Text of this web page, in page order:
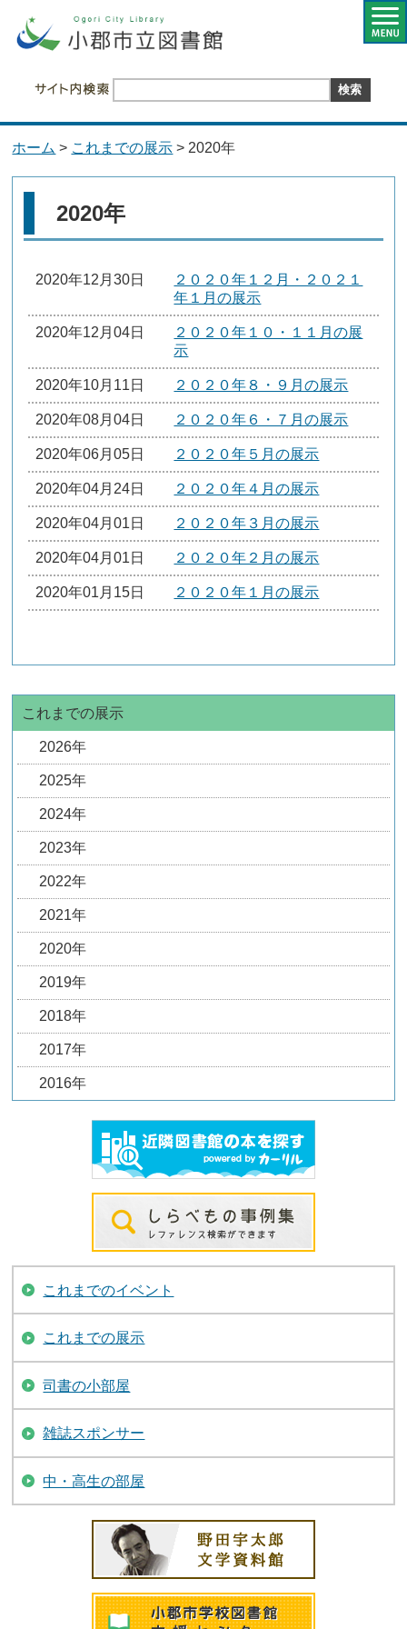
ホーム > これまでの展示 > 2020年
2020年
2020年12月30日
２０２０年１２月・２０２１
年１月の展示
2020年12月04日
２０２０年１０・１１月の展
示
2020年10月11日 ２０２０年８・９月の展示
2020年08月04日 ２０２０年６・７月の展示
2020年06月05日 ２０２０年５月の展示
2020年04月24日 ２０２０年４月の展示
2020年04月01日 ２０２０年３月の展示
2020年04月01日 ２０２０年２月の展示
2020年01月15日 ２０２０年１月の展示
これまでの展示
2026年
2025年
2024年
2023年
2022年
2021年
2020年
2019年
2018年
2017年
2016年
これまでのイベント
これまでの展示
司書の小部屋
雑誌スポンサー
中・高生の部屋